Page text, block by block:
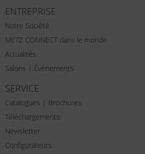
ENTREPRISE
Notre Société
METZ CONNECT dans le monde
Actualités
Salons | Évènements
SERVICE
Catalogues | Brochures
Téléchargements
Newsletter
Configurateurs